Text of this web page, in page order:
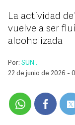
La actividad de
vuelve a ser
alcoholizada
Por: SUN .
22 de junio de 2026 -